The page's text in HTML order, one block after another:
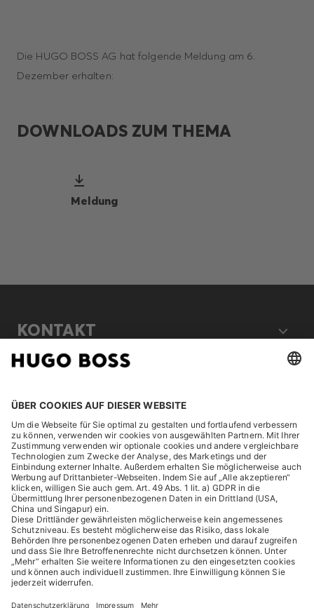
Die HUGO BOSS AG hat folgende Meldung am 6.
Dezember erhalten:
DOWNLOADS ZUM THEMA
Meldung
KONTAKT
ENTDECKEN
HUGO BOSS Corporate